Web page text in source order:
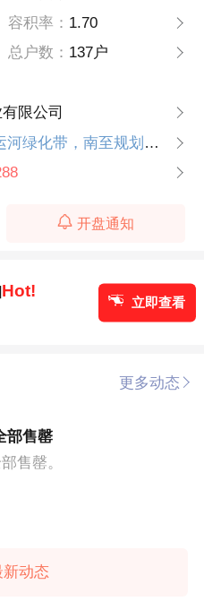
容积率： 1.70
总户数： 137户
限公司
划桥西拱宸桥单元GS0609-13地块，西至小河...
开盘通知
Hot!
立即查看
更多动态
部售罄
售罄。
动态